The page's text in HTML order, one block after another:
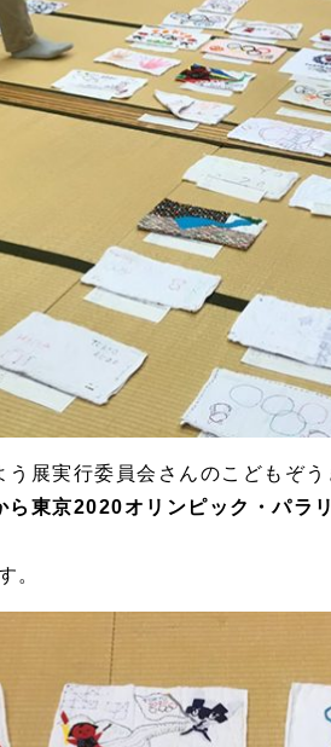
展実行委員会さんのこどもぞ
東京2020オリンピック・パラ
。